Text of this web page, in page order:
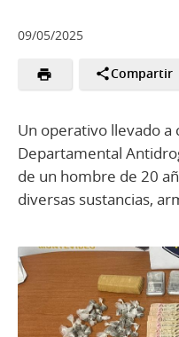
09/05/2025
Compartir
Un operativo llevado a
Departamental
de un hombre de 20
diversas sustancias,